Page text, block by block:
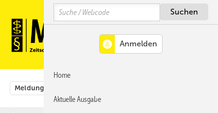
Hauptinhalt
Hauptmenü
SiteSearch
Meldungen
Search
Home
Aktuelle Ausgabe